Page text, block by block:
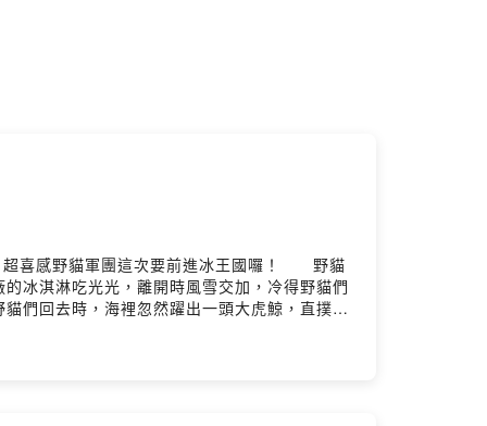
感野貓軍團這次要前進冰王國囉！ 野貓
淇淋吃光光，離開時風雪交加，冷得野貓們
們回去時，海裡忽然躍出一頭大虎鯨，直撲小
出生於神奈川縣，女子美術短期大學畢